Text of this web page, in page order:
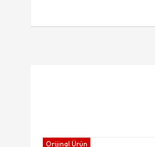
Orijinal Ürün